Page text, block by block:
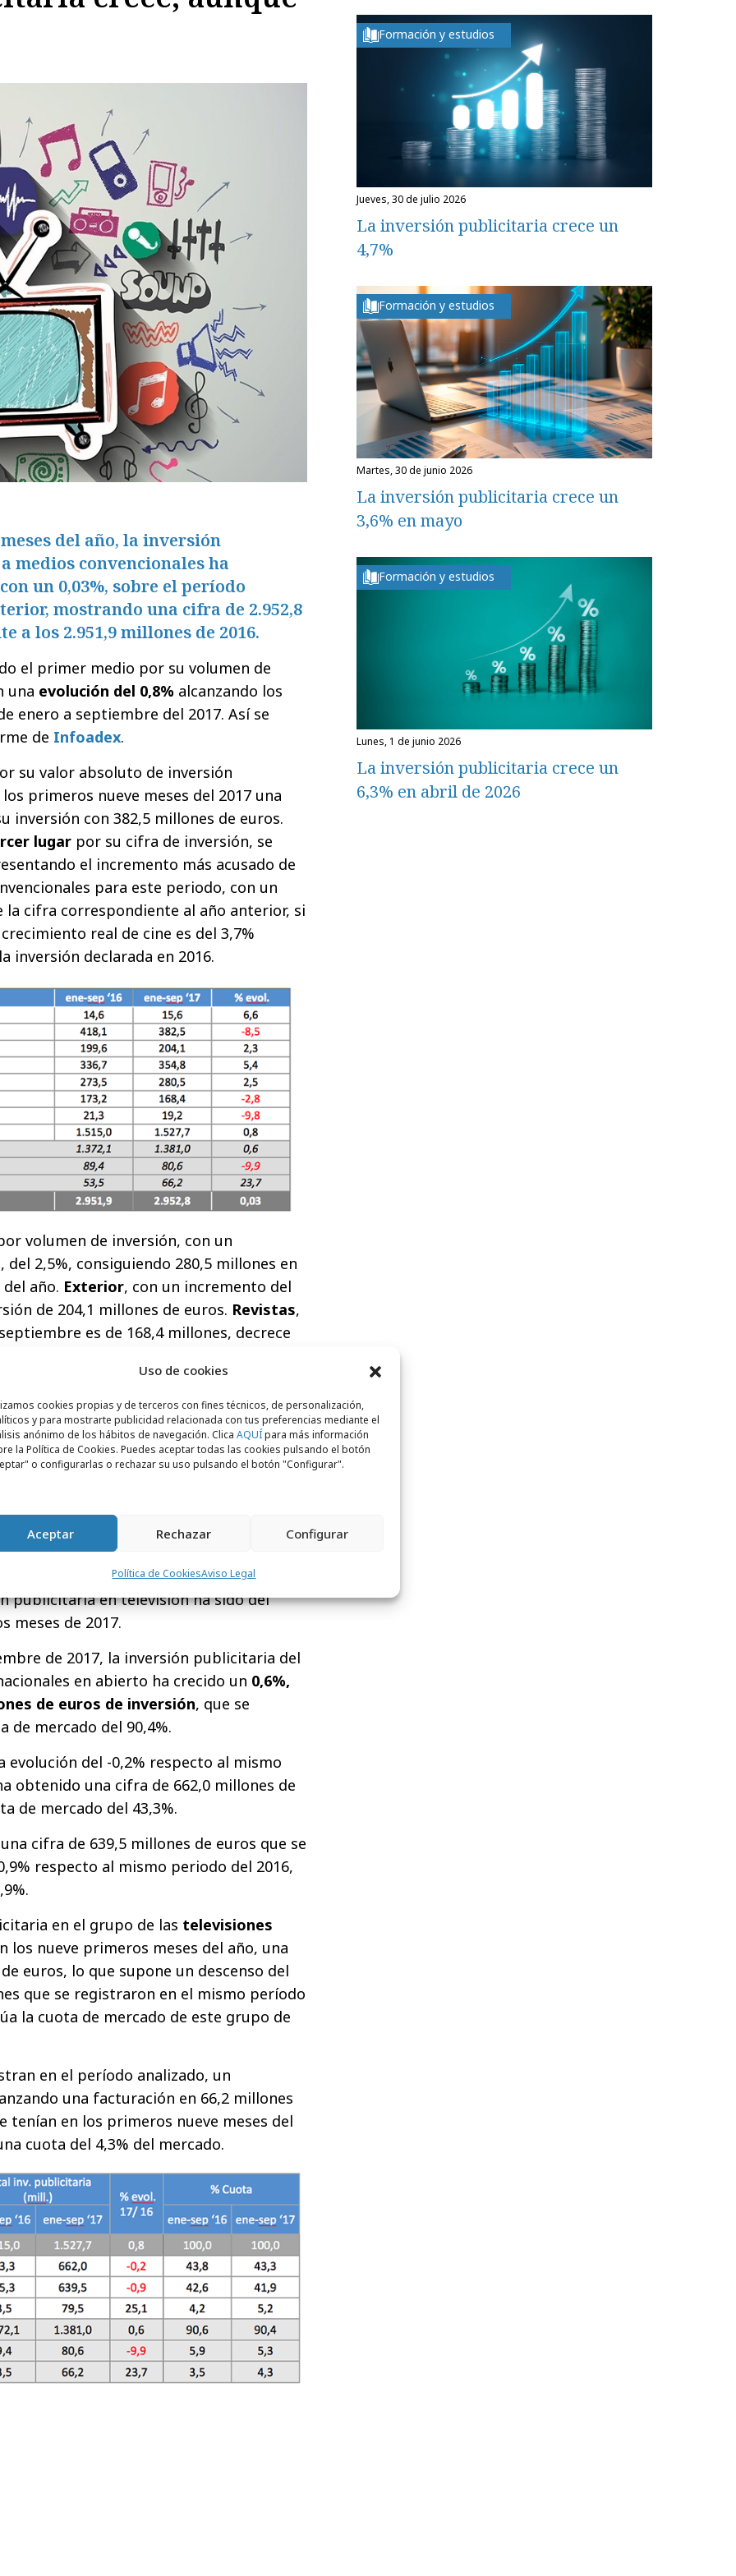
Uso de cookies
cookies propias y de terceros con fines técnicos, de personalización,
y para mostrarte publicidad relacionada con tus preferencias mediante el
anónimo de los hábitos de navegación. Clica AQUÍpara más información
la Política de Cookies. Puedes aceptar todas las cookies pulsando el botón
o configurarlas o rechazar su uso pulsando el botón "Configurar".
Aceptar Rechazar Configurar
Política de CookiesAviso Legal
del año, la inversión
medios convencionales ha
un 0,03%, sobre el período
mostrando una cifra de 2.952,8
a los 2.951,9 millones de 2016.
el primer medio por su volumen de
una evolución del 0,8% alcanzando los
enero a septiembre del 2017. Así se
de Infoadex.
su valor absoluto de inversión
primeros nueve meses del 2017 una
inversión con 382,5 millones de euros.
lugar por su cifra de inversión, se
el incremento más acusado de
para este periodo, con un
la cifra correspondiente al año anterior, si
real de cine es del 3,7%
inversión declarada en 2016.
volumen de inversión, con un
2,5%, consiguiendo 280,5 millones en
año. Exterior, con un incremento del
de 204,1 millones de euros. Revistas,
es de 168,4 millones, decrece
al año anterior y 19,2
un crecimiento del 6,6%, con lo que
enero-septiembre de 2017, de 15,6
en el periodo Enero-Septiembre
publicitaria en televisión ha sido del
meses de 2017.
de 2017, la inversión publicitaria del
en abierto ha crecido un 0,6%,
de euros de inversión, que se
de mercado del 90,4%.
evolución del -0,2% respecto al mismo
obtenido una cifra de 662,0 millones de
de mercado del 43,3%.
cifra de 639,5 millones de euros que se
respecto al mismo periodo del 2016,
en el grupo de las televisiones
los nueve primeros meses del año, una
euros, lo que supone un descenso del
que se registraron en el mismo período
la cuota de mercado de este grupo de
en el período analizado, un
una facturación en 66,2 millones
tenían en los primeros nueve meses del
cuota del 4,3% del mercado.
Formación y estudios
jueves, 30 de julio 2026
La inversión publicitaria crece un
4,7%
Formación y estudios
martes, 30 de junio 2026
La inversión publicitaria crece un
3,6% en mayo
Formación y estudios
lunes, 1 de junio 2026
La inversión publicitaria crece un
6,3% en abril de 2026